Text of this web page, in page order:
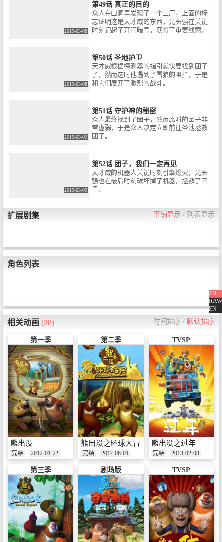
ZH
RAW
EN
2019-03-08
第49话 真正的目的
众人在山洞里发现了一个工厂，上面的标
志证明这是天才威的东西，光头强在关键
时刻记起了开门暗号，获得了重要线索。
2019-03-08
第50话 圣地护卫
天才威根据探测器的指引就快要找到团子
了，然而这时他遇到了雪狼的阻拦，于是
和它们展开了激烈的战斗。
2019-03-09
第51话 守护神的秘密
众人最终找到了团子，然而此时的团子非
常虚弱，于是众人决定立即前往圣池拯救
团子。
2019-03-09
第52话 团子，我们一定再见
天才威的机器人关键时刻引擎熄火，光头
强也在最后时刻破坏掉了机器，拯救了团
子。
扩展剧集 平铺显示 / 列表显示
角色列表
相关动画(28) 时间排序 / 默认排序
第一季
熊出没
完结 2012-01-22
第二季
熊出没之环球大冒险
完结 2012-06-01
TVSP
熊出没之过年
完结 2013-02-08
第三季 剧场版 TVSP